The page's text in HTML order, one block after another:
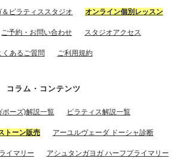
ピラティススタジオ オンライン個別レッスン
ご予約・お問い合わせ スタジオアクセス
くあるご質問 ご利用規約
コラム・コンテンツ
ポーズ)解説一覧 ピラティス解説一覧
トーン販売 アーユルヴェーダ ドーシャ診断
イマリー アシュタンガヨガ ハーフプライマリー